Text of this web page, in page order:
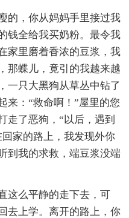
的，你从妈妈手里接过我
钱全给我买奶粉。最令我
家里磨着香浓的豆浆，我
那蝶儿，竟引的我越来越
一只大黑狗从草丛中钻了
来：“救命啊！”屋里的您
走了恶狗，“以后，遇到
家的路上，我发现外你
到我的求救，端豆浆没端
这么平静的走下去，可
去上学。离开的路上，你